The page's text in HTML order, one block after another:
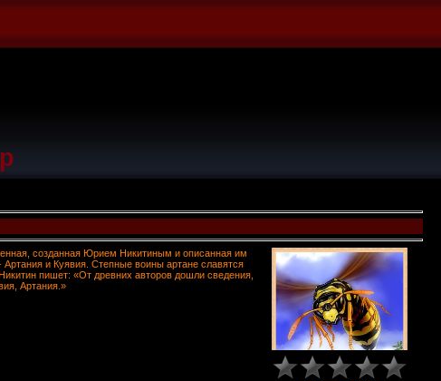
созданная Юрием Никитиным и описанная им
и Куявия. Степные воины артане славятся
пишет: «От древних авторов дошли сведения,
Артания.»